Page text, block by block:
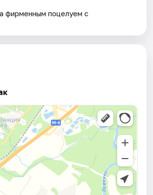
фирменным поцелуем с